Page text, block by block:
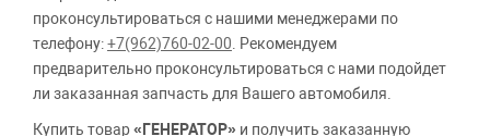
проконсультироваться с нашими менеджерами по
телефону:+7(962)760-02-00 . Рекомендуем
предварительно проконсультироваться с нами подойдет
ли заказанная запчасть для Вашего автомобиля.
Купить товар«ГЕНЕРАТОР» и получить заказанную